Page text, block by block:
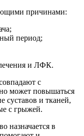
причинами:
период;
и ЛФК.
с
может повышаться
суставов и тканей,
с грыжей.
назначается в